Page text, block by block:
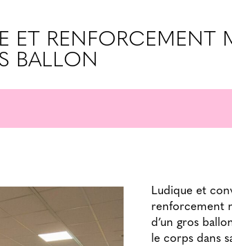
Partenaires
ET RENFORCEMENT
BALLON
Ludique et
renforcement
d’un gros
le corps dans